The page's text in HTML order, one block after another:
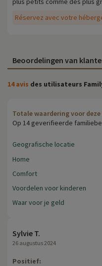
Réservez avec votre
Beoordelingen van
14 avis des utilisateurs
Totale waardering voor
Op 14 geverifieerde
Geografische locatie
Home
Comfort
Voordelen voor kinderen
Waar voor je geld
Sylvie T.
26 augustus 2024
Positief: